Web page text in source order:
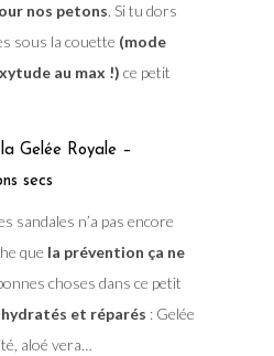
nos petons. Si tu dors
sous la couette (mode
au max !) ce petit
Gelée Royale –
secs
sandales n’a pas encore
que la prévention ça ne
choses dans ce petit
et réparés : Gelée
aloé vera…